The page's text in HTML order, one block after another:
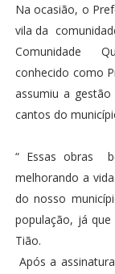
Na ocasião, o
vila da
Comunidade
conhecido como
assumiu a
cantos do
“ Essas obras
melhorando a
do nosso
população, já
Tião.
Após a